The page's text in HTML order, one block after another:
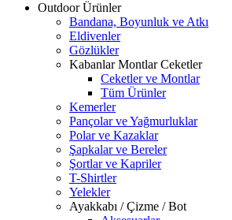
Outdoor Ürünler
Bandana, Boyunluk ve Atkı
Eldivenler
Gözlükler
Kabanlar Montlar Ceketler
Ceketler ve Montlar
Tüm Ürünler
Kemerler
Pançolar ve Yağmurluklar
Polar ve Kazaklar
Şapkalar ve Bereler
Şortlar ve Kapriler
T-Shirtler
Yelekler
Ayakkabı / Çizme / Bot